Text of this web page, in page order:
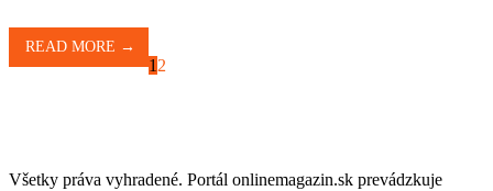
READ MORE →
1 2
Všetky práva vyhradené. Portál onlinemagazin.sk prevádzkuje